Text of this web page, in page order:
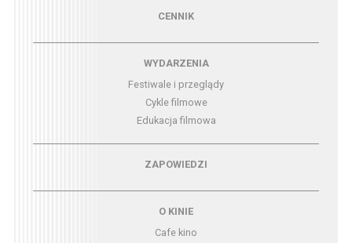
CENNIK
Menu - wydarzeniaWYDARZENIA
Festiwale i przeglądy
Cykle filmowe
Edukacja filmowa
Menu - zapowiedziZAPOWIEDZI
O KINIE
Cafe kino